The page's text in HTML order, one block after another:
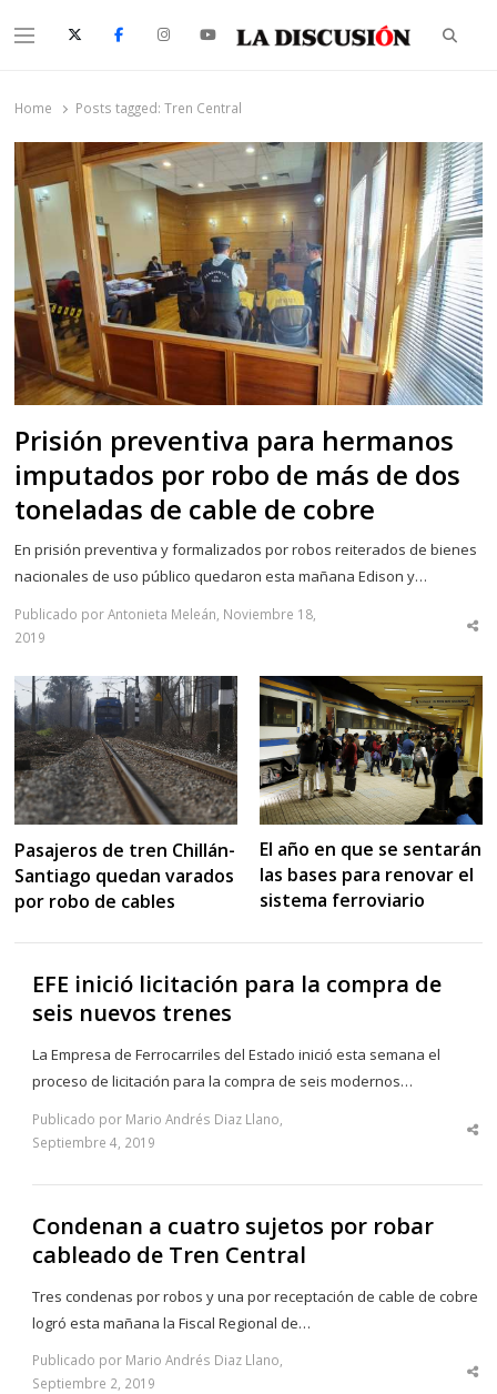
Menu
Home Posts tagged:Tren Central
Prisión preventiva para hermanos
imputados por robo de más de dos
toneladas de cable de cobre
En prisión preventiva y formalizados por robos reiterados de bienes
nacionales de uso público quedaron esta mañana Edison y…
Publicado por Antonieta Meleán, Noviembre 18,
2019
Pasajeros de tren Chillán-
Santiago quedan varados
por robo de cables
El año en que se sentarán
las bases para renovar el
sistema ferroviario
EFE inició licitación para la compra de
seis nuevos trenes
La Empresa de Ferrocarriles del Estado inició esta semana el
proceso de licitación para la compra de seis modernos…
Publicado por Mario Andrés Diaz Llano,
Septiembre 4, 2019
Condenan a cuatro sujetos por robar
cableado de Tren Central
Tres condenas por robos y una por receptación de cable de cobre
logró esta mañana la Fiscal Regional de…
Publicado por Mario Andrés Diaz Llano,
Septiembre 2, 2019